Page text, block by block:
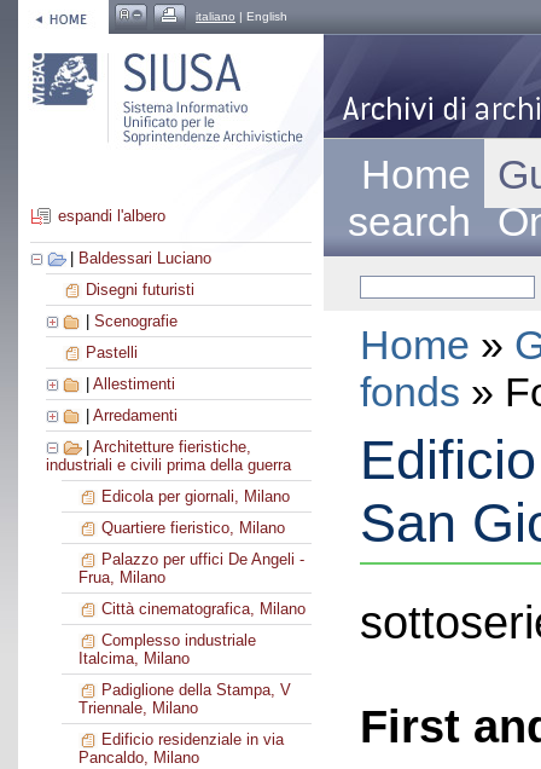
italiano | English
espandi l'albero
Baldessari Luciano
Disegni futuristi
Scenografie
Pastelli
Allestimenti
Arredamenti
Architetture fieristiche,
industriali e civili prima della guerra
Edicola per giornali, Milano
Quartiere fieristico, Milano
Palazzo per uffici De Angeli -
Frua, Milano
Città cinematografica, Milano
Complesso industriale
Italcima, Milano
Padiglione della Stampa, V
Triennale, Milano
Edificio residenziale in via
Pancaldo, Milano
Home
search
Home »
fonds »
San
First